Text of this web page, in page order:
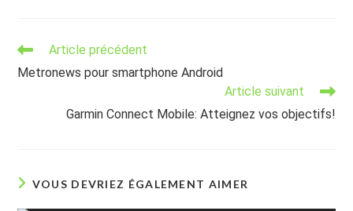
Read
articles
Article précédent
Metronews pour smartphone Android
Article suivant
Garmin Connect Mobile: Atteignez vos objectifs!
VOUS DEVRIEZ ÉGALEMENT AIMER